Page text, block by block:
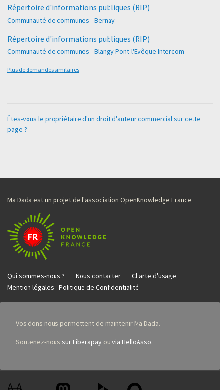
Répertoire d'informations publiques (RIP)
Communauté de communes - Bernay
Répertoire d'informations publiques (RIP)
Communauté de communes - Blangy Pont-l'Evêque Intercom
Plus de demandes similaires
Êtes-vous le propriétaire d'un droit d'auteur commercial sur cette
page ?
Ma Dada est un projet de l'association OpenKnowledge France
Qui sommes-nous ? Nous contacter
Charte d'usage
Mention légales - Politique de Confidentialité
Vos dons nous permettent de maintenir Ma Dada.
Soutenez-nous sur Liberapay ou via HelloAsso.